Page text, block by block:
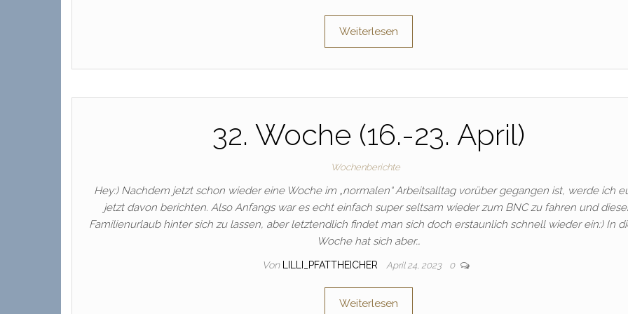
Weiterlesen
32. Woche (16.-23. April)
Wochenberichte
Hey:) Nachdem jetzt schon wieder eine Woche im „normalen“ Arbeitsalltag vorüber gegangen ist, werde ich
jetzt davon berichten. Also Anfangs war es echt einfach super seltsam wieder zum BNC zu fahren und
Familienurlaub hinter sich zu lassen, aber letztendlich findet man sich doch erstaunlich schnell wieder ein:) In
Woche hat sich aber…
Von LILLI_PFATTHEICHER April 24, 2023 0
Weiterlesen